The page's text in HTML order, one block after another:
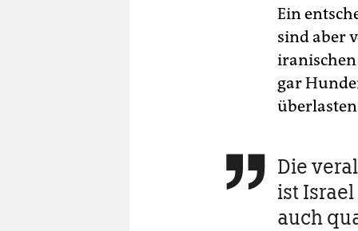
Ein
sind aber
iranischen
gar
 Die
ist
auch